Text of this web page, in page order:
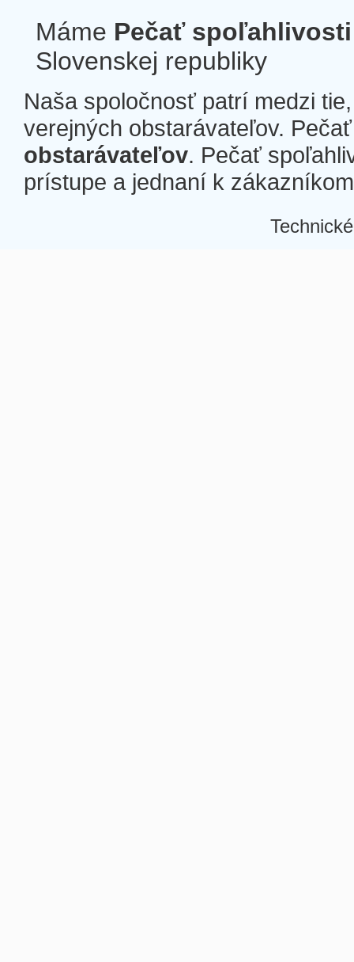
Máme Pečať spoľahlivosti
Slovenskej republiky
Naša spoločnosť patrí medzi
verejných obstarávateľov.
obstarávateľov. Pečať
prístupe a jednaní k